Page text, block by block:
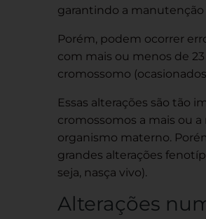
garantindo a
Porém, podem ocorrer
com mais ou menos de
cromossomo
Essas alterações são tão
cromossomos a mais ou
organismo materno.
grandes alterações
seja, nasça vivo).
Alterações